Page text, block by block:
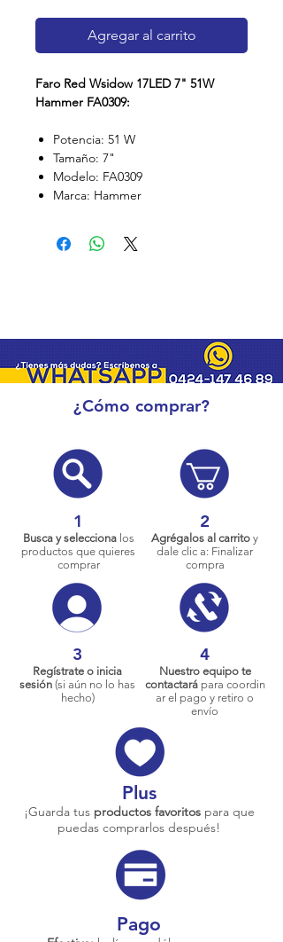
Agregar al carrito
Faro Red Wsidow 17LED 7" 51W
Hammer FA0309:
Potencia: 51 W
Tamaño: 7"
Modelo: FA0309
Marca: Hammer
¿Cómo comprar?
1
Busca y seleccionalos
productos que quieres
comprar
2
Agrégalos al carrito y
dale clic a: Finalizar
compra
3
Regístrate o inicia
sesión (si aún no lo has
hecho)
4
Nuestro equipo te
contactarápara coordin
ar el pago y retiro o
envío
Plus
¡Guarda tus productos favoritos para que
puedas comprarlos después!
Pago